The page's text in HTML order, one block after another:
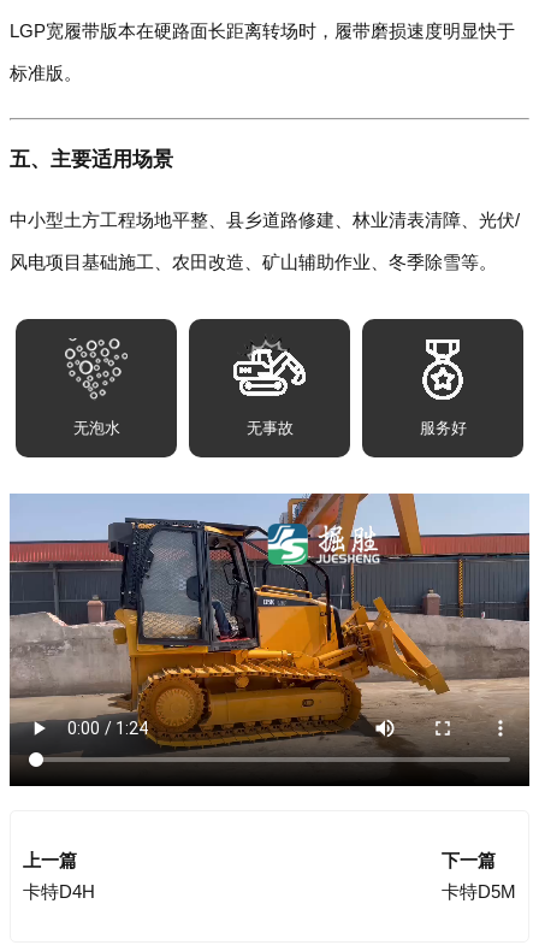
LGP宽履带版本在硬路面长距离转场时，履带磨损速度明显快于
标准版。
五、主要适用场景
中小型土方工程场地平整、县乡道路修建、林业清表清障、光伏/
风电项目基础施工、农田改造、矿山辅助作业、冬季除雪等。
无泡水 无事故 服务好
上一篇
卡特D4H
下一篇
卡特D5M